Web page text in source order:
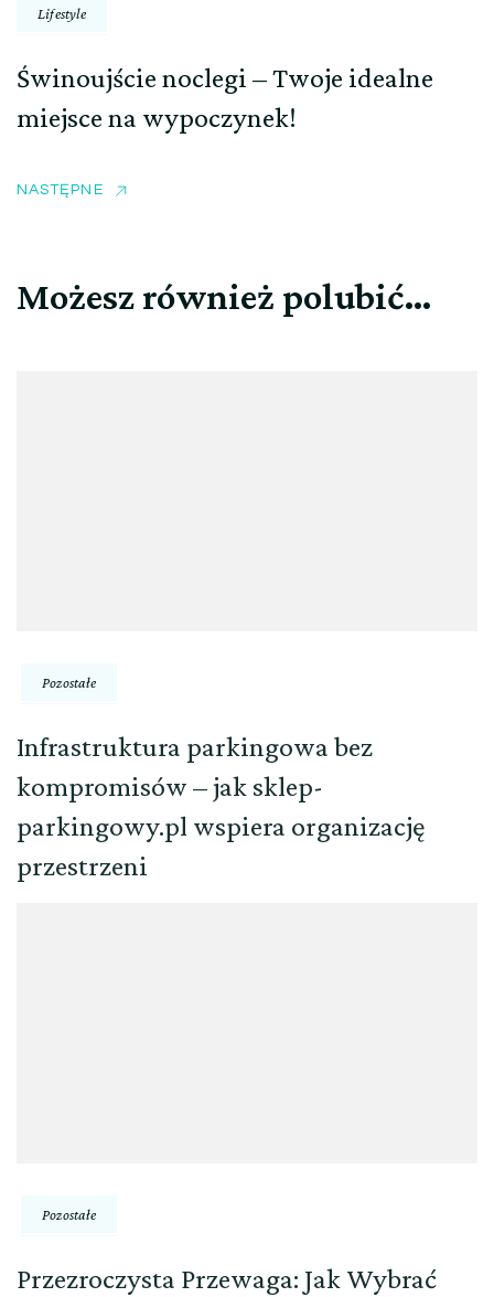
Lifestyle
Świnoujście noclegi – Twoje idealne
miejsce na wypoczynek!
NASTĘPNE
Możesz również polubić…
Pozostałe
Infrastruktura parkingowa bez
kompromisów – jak sklep-
parkingowy.pl wspiera organizację
przestrzeni
Pozostałe
Przezroczysta Przewaga: Jak Wybrać